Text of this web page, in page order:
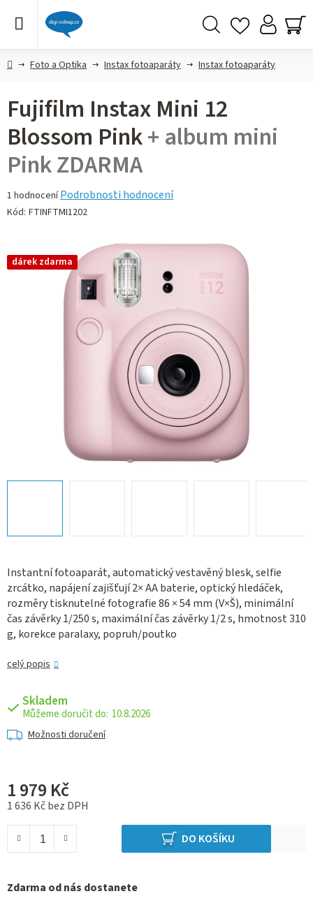
DomůFoto a Optika Instax fotoaparáty Instax fotoaparáty
Instantní fotoaparát, automatický vestavěný blesk, selfie
zrcátko, napájení zajišťují 2× AA baterie, optický hledáček,
rozměry tisknutelné fotografie 86 × 54 mm (V×Š), minimální
čas závěrky 1/250 s, maximální čas závěrky 1/2 s, hmotnost 310
g, korekce paralaxy, popruh/poutko
celý popis
Skladem
10.8.2026
Možnosti doručení
1 979 Kč
1 636 Kč bez DPH
DO KOŠÍKU
Zdarma od nás dostanete
Fujifilm Instax Mini 12
Blossom Pink+ album mini
Pink ZDARMA
Průměrné
hodnocení
5,0
z 5
1 hodnocení Podrobnosti hodnocení
Kód: FTINFTMI1202
dárek zdarma